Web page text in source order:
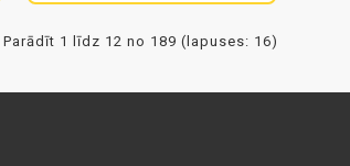
Parādīt 1 līdz 12 no 189 (lapuses: 16)